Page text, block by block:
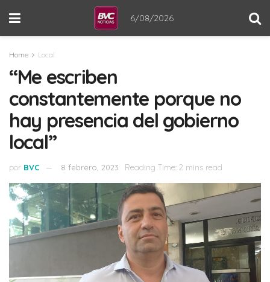
6/08/2026
Home Local
“Me escriben
constantemente porque no
hay presencia del gobierno
local”
por BVC 8 febrero, 2023 Reading Time: 2 mins read